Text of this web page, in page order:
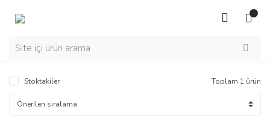
Stoktakiler Toplam 1 ürün